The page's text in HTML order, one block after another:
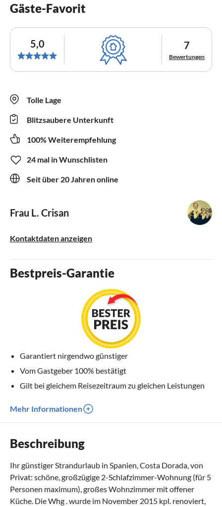
Gäste-Favorit
5,0 7
Bewertungen
Tolle Lage
Blitzsaubere Unterkunft
100% Weiterempfehlung
24 mal in Wunschlisten
Seit über 20 Jahren online
Frau L. Crisan
Kontaktdaten anzeigen
Bestpreis-Garantie
Garantiert nirgendwo günstiger
Vom Gastgeber 100% bestätigt
Gilt bei gleichem Reisezeitraum zu gleichen Leistungen
Mehr Informationen
Beschreibung
Ihr günstiger Strandurlaub in Spanien, Costa Dorada, von
Privat: schöne, großzügige 2-Schlafzimmer-Wohnung (für 5
Personen maximum), großes Wohnzimmer mit offener
Küche. Die Whg . wurde im November 2015 kpl. renoviert,